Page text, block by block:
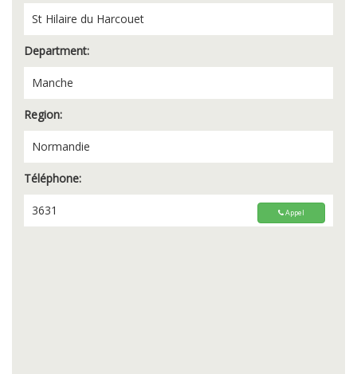
St Hilaire du Harcouet
Department:
Manche
Region:
Normandie
Téléphone:
3631 Appel